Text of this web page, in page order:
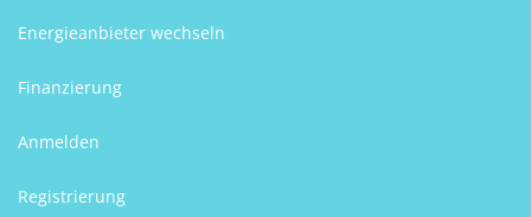
Energieanbieter wechseln
Finanzierung
Anmelden
Registrierung